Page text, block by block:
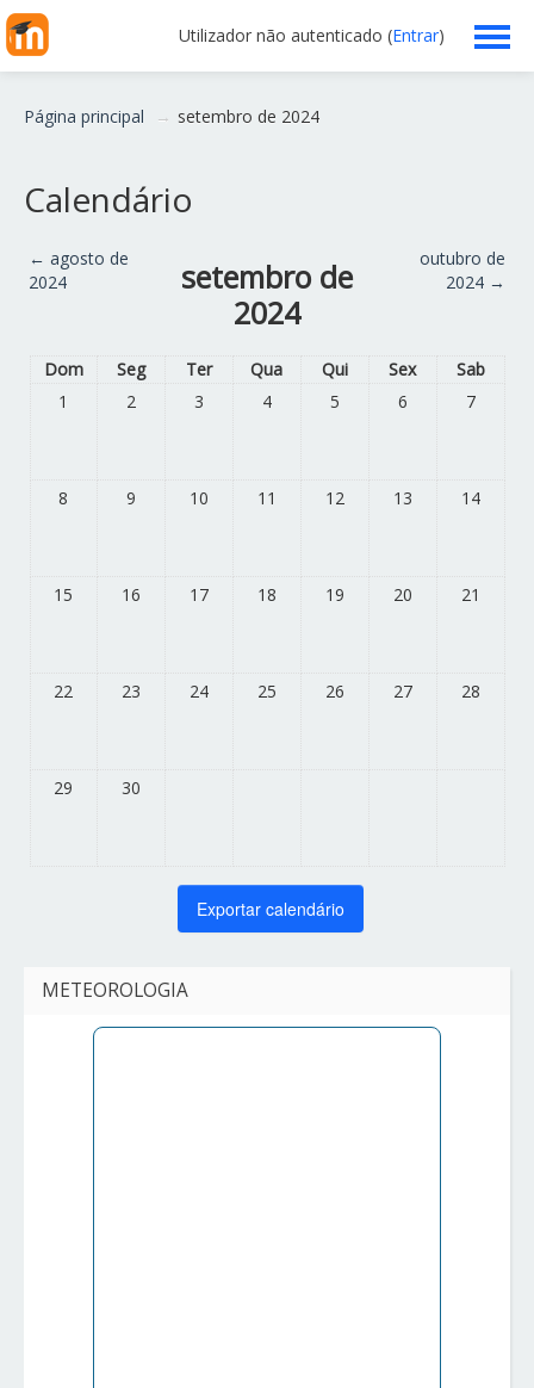
Utilizador não autenticado (Entrar)
Alunos
Clubes/Projetos
Funcionários
Página principal → setembro de 2024
Calendário
← agosto de
2024
setembro de
2024
outubro de
2024 →
Dom Seg Ter Qua Qui Sex
Sab
1
2 3 4 5 6 7
8 9 10 11 12 13 14
15 16 17 18 19 20 21
22 23 24 25 26 27 28
29 30
METEOROLOGIA